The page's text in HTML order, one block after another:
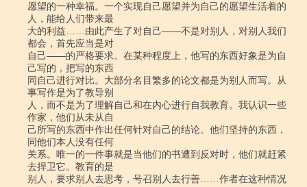
愿望的一种幸福。一个实现自己愿望并为自己的愿望生活着的
人，能给人们带来最
大的利益……由此产生了对自己――不是对别人，对别人我们
都会，首先应当是对
自己――的严格要求。在某种程度上，他写的东西好象是为自
己写的，把写的东西
同自己进行对比。大部分名目繁多的论文都是为别人而写。从
事写作是为了教导别
人，而不是为了理解自己和在内心进行自我教育。我认识一些
作家，他们从未从自
己所写的东西中作出任何针对自己的结论。他们坚持的东西，
同他们本人没有任何
关系。唯一的一件事就是当他们的书遭到反对时，他们就赶紧
去捍卫它。教育的是
别人，要求别人去思考，号召别人去行善……作者在这种情况